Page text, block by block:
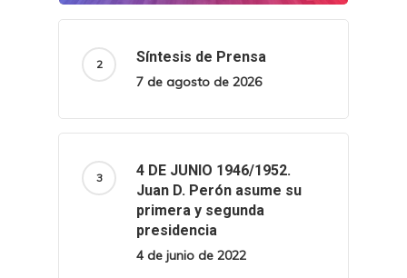
Síntesis de Prensa
7 de agosto de 2026
4 DE JUNIO 1946/1952.
Juan D. Perón asume su
primera y segunda
presidencia
4 de junio de 2022